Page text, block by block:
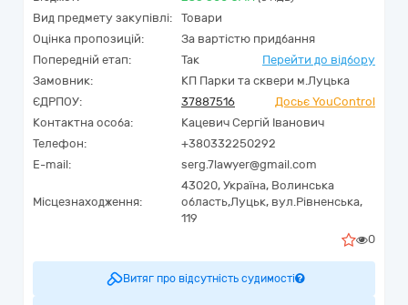
Вид предмету закупівлі:
Товари
Оцінка пропозицій:
За вартістю придбання
Попередній етап:
Так
Перейти до відбору
Замовник:
КП Парки та сквери м.Луцька
ЄДРПОУ:
37887516
Досьє YouControl
Контактна особа:
Кацевич Сергій Іванович
Телефон:
+380332250292
E-mail:
serg.7lawyer@gmail.com
Місцезнаходження:
43020, Україна, Волинська
область,Луцьк, вул.Рівненська,
119
0
Витяг про відсутність судимості